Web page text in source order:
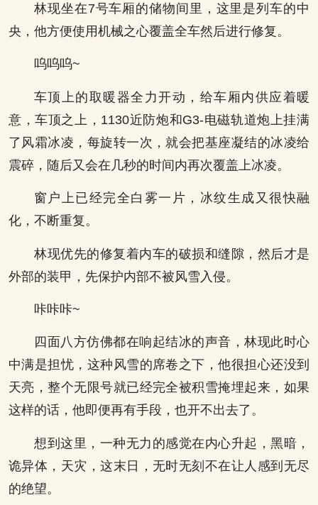
林现坐在7号车厢的储物间里，这里是列车的中
央，他方便使用机械之心覆盖全车然后进行修复。
呜呜呜~
车顶上的取暖器全力开动，给车厢内供应着暖
意，车顶之上，1130近防炮和G3-电磁轨道炮上挂满
了风霜冰凌，每旋转一次，就会把基座凝结的冰凌给
震碎，随后又会在几秒的时间内再次覆盖上冰凌。
窗户上已经完全白雾一片，冰纹生成又很快融
化，不断重复。
林现优先的修复着内车的破损和缝隙，然后才是
外部的装甲，先保护内部不被风雪入侵。
咔咔咔~
四面八方仿佛都在响起结冰的声音，林现此时心
中满是担忧，这种风雪的席卷之下，他很担心还没到
天亮，整个无限号就已经完全被积雪掩埋起来，如果
这样的话，他即便再有手段，也开不出去了。
想到这里，一种无力的感觉在内心升起，黑暗，
诡异体，天灾，这末日，无时无刻不在让人感到无尽
的绝望。